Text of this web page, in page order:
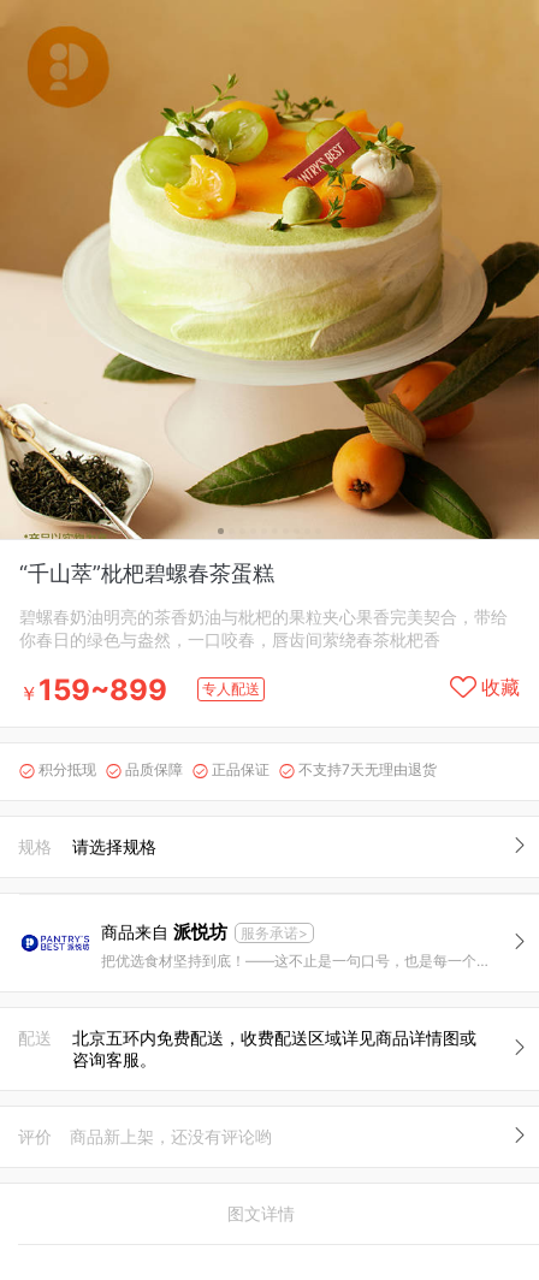
“千山萃”枇杷碧螺春茶蛋糕
碧螺春奶油明亮的茶香奶油与枇杷的果粒夹心果香完美契合，带给
你春日的绿色与盎然，一口咬春，唇齿间萦绕春茶枇杷香
￥ 159~899 专人配送 收藏
 积分抵现  品质保障  正品保证  不支持7天无理由退货
规格 请选择规格
商品来自 派悦坊
服务承诺>
把优选食材坚持到底！——这不止是一句口号，也是每一个派悦坊人每天在做的事情。
配送
北京五环内免费配送，收费配送区域详见商品详情图或
咨询客服。
评价 商品新上架，还没有评论哟
图文详情